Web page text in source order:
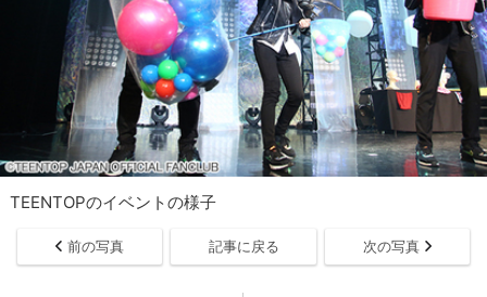
TEENTOPのイベントの様子
前の写真 記事に戻る 次の写真